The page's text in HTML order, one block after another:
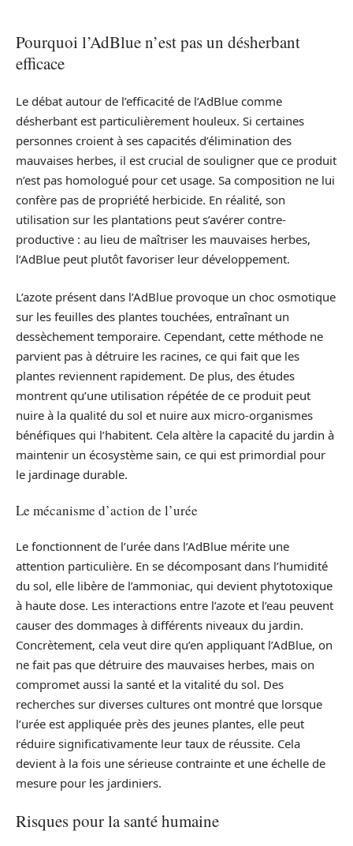
Pourquoi l’AdBlue n’est pas un désherbant
efficace
Le débat autour de l’efficacité de l’AdBlue comme
désherbant est particulièrement houleux. Si certaines
personnes croient à ses capacités d’élimination des
mauvaises herbes, il est crucial de souligner que ce produit
n’est pas homologué pour cet usage. Sa composition ne lui
confère pas de propriété herbicide. En réalité, son
utilisation sur les plantations peut s’avérer contre-
productive : au lieu de maîtriser les mauvaises herbes,
l’AdBlue peut plutôt favoriser leur développement.
L’azote présent dans l’AdBlue provoque un choc osmotique
sur les feuilles des plantes touchées, entraînant un
dessèchement temporaire. Cependant, cette méthode ne
parvient pas à détruire les racines, ce qui fait que les
plantes reviennent rapidement. De plus, des études
montrent qu’une utilisation répétée de ce produit peut
nuire à la qualité du sol et nuire aux micro-organismes
bénéfiques qui l’habitent. Cela altère la capacité du jardin à
maintenir un écosystème sain, ce qui est primordial pour
le jardinage durable.
Le mécanisme d’action de l’urée
Le fonctionnent de l’urée dans l’AdBlue mérite une
attention particulière. En se décomposant dans l’humidité
du sol, elle libère de l’ammoniac, qui devient phytotoxique
à haute dose. Les interactions entre l’azote et l’eau peuvent
causer des dommages à différents niveaux du jardin.
Concrètement, cela veut dire qu’en appliquant l’AdBlue, on
ne fait pas que détruire des mauvaises herbes, mais on
compromet aussi la santé et la vitalité du sol. Des
recherches sur diverses cultures ont montré que lorsque
l’urée est appliquée près des jeunes plantes, elle peut
réduire significativamente leur taux de réussite. Cela
devient à la fois une sérieuse contrainte et une échelle de
mesure pour les jardiniers.
Risques pour la santé humaine